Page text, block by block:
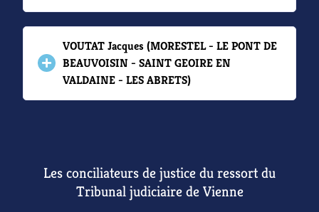
VOUTAT Jacques (MORESTEL - LE PONT DE
BEAUVOISIN - SAINT GEOIRE EN
VALDAINE - LES ABRETS)
Les conciliateurs de justice du ressort du
Tribunal judiciaire de Vienne